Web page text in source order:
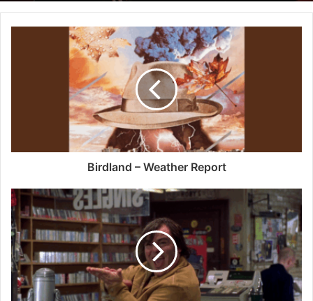
Historia del jazz en México
Birdland – Weather Report